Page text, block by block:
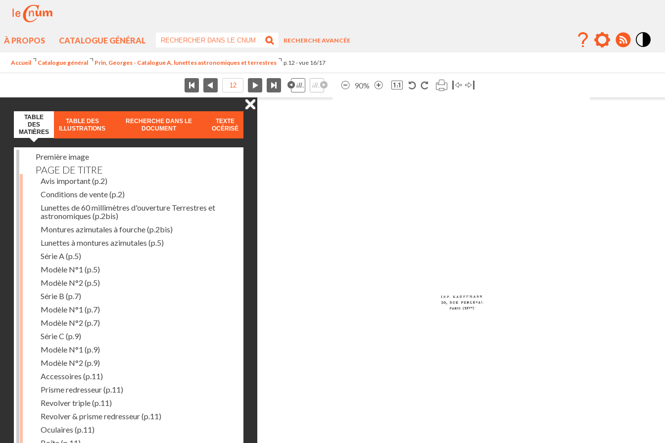
À PROPOS CATALOGUE GÉNÉRAL
RECHERCHE AVANCÉE
Accueil Catalogue général Prin, Georges - Catalogue A, lunettes astronomiques et terrestres p.12 - vue 16/17
90%
TABLE
DES
MATIÈRES
TABLE DES
ILLUSTRATIONS
RECHERCHE DANS LE
DOCUMENT
TEXTE
OCÉRISÉ
Première image
PAGE DE TITRE
Avis important(p.2)
Conditions de vente(p.2)
Lunettes de 60 millimètres d'ouverture Terrestres et
astronomiques (p.2bis)
Montures azimutales à fourche(p.2bis)
Lunettes à montures azimutales (p.5)
Série A(p.5)
Modèle N°1 (p.5)
Modèle N°2 (p.5)
Série B (p.7)
Modèle N°1 (p.7)
Modèle N°2 (p.7)
Série C (p.9)
Modèle N°1 (p.9)
Modèle N°2 (p.9)
Accessoires (p.11)
Prisme redresseur(p.11)
Revolver triple(p.11)
Revolver & prisme redresseur(p.11)
Oculaires (p.11)